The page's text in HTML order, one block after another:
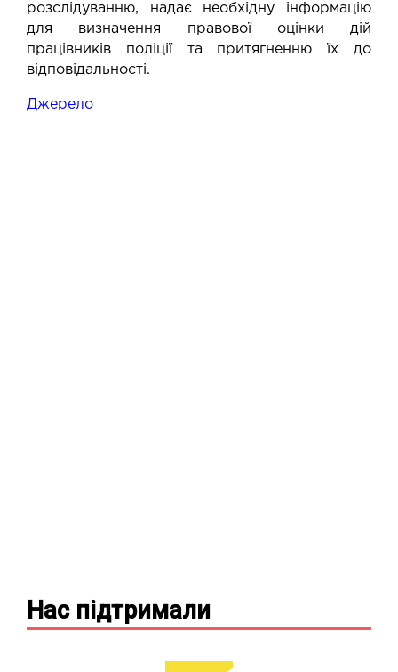
розслідуванню, надає необхідну інформацію
для визначення правової оцінки дій
працівників поліції та притягненню їх до
відповідальності.
Джерело
Нас підтримали